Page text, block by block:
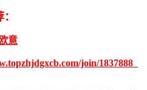
意
join/1837888